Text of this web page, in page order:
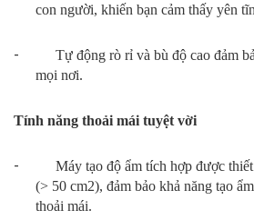
con người, khiến bạn cảm thấy yên
- Tự động rò rỉ và bù độ cao đảm
mọi nơi.
Tính năng thoải mái tuyệt vời
- Máy tạo độ ẩm tích hợp được
(> 50 cm2), đảm bảo khả năng tạo
thoải mái.